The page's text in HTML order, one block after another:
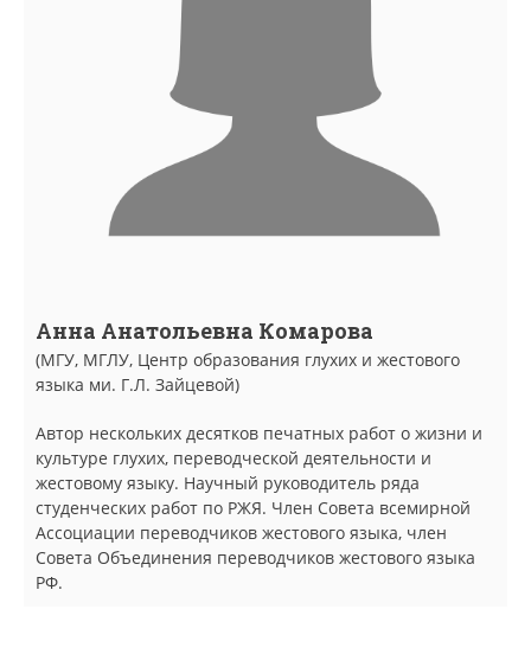
Анна Анатольевна Комарова
(МГУ, МГЛУ, Центр образования глухих и жестового
языка ми. Г.Л. Зайцевой)
Автор нескольких десятков печатных работ о жизни и
культуре глухих, переводческой деятельности и
жестовому языку. Научный руководитель ряда
студенческих работ по РЖЯ. Член Совета всемирной
Ассоциации переводчиков жестового языка, член
Совета Объединения переводчиков жестового языка
РФ.